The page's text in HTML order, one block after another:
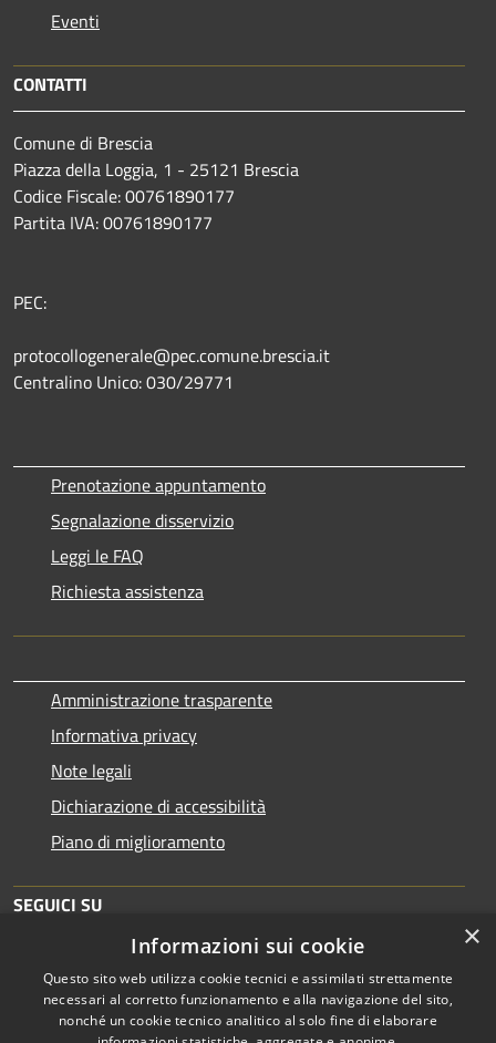
Eventi
CONTATTI
Comune di Brescia
Piazza della Loggia, 1 - 25121 Brescia
Codice Fiscale: 00761890177
Partita IVA: 00761890177
PEC:
protocollogenerale@pec.comune.brescia.it
Centralino Unico: 030/29771
Prenotazione appuntamento
Segnalazione disservizio
Leggi le FAQ
Richiesta assistenza
Amministrazione trasparente
Informativa privacy
Note legali
Dichiarazione di accessibilità
Piano di miglioramento
SEGUICI SU
×
Informazioni sui cookie
Questo sito web utilizza cookie tecnici e assimilati strettamente
necessari al corretto funzionamento e alla navigazione del sito,
nonché un cookie tecnico analitico al solo fine di elaborare